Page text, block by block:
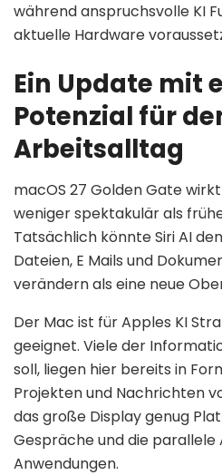
während anspruchsvolle KI
aktuelle Hardware
Ein Update mit
Potenzial für
Arbeitsalltag
macOS 27 Golden Gate
weniger spektakulär als
Tatsächlich könnte Siri AI
Dateien, E Mails und
verändern als eine neue
Der Mac ist für Apples KI
geeignet. Viele der
soll, liegen hier bereits in
Projekten und Nachrichten
das große Display genug
Gespräche und die
Anwendungen.